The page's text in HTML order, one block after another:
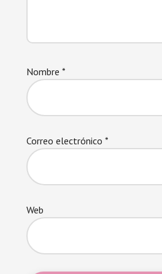
Nombre *
Correo electrónico *
Web